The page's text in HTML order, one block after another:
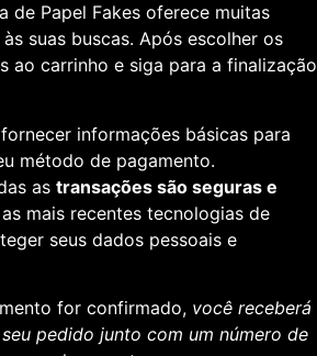
de Papel Fakes oferece muitas
suas buscas. Após escolher os
ao carrinho e siga para a finalização
informações básicas para
método de pagamento.
as transações são seguras e
mais recentes tecnologias de
seus dados pessoais e
for confirmado, você receberá
pedido junto com um número de